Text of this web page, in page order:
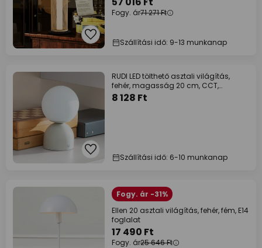
Fogy. ár71 271 Ft
Szállítási idő: 9-13 munkanap
RUDI LED tölthető asztali világítás,
fehér, magasság 20 cm, CCT,
érintéses
8 128 Ft
Szállítási idő: 6-10 munkanap
Fogy. ár -31%
Ellen 20 asztali világítás, fehér, fém, E14
foglalat
17 490 Ft
Fogy. ár25 646 Ft